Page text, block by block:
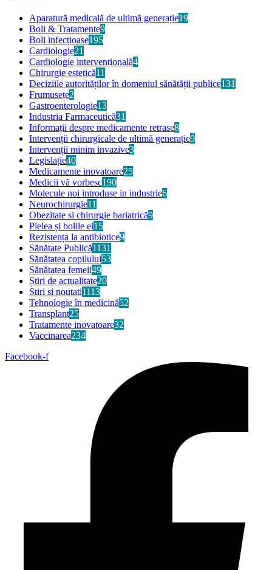
Aparatură medicală de ultimă generație19
Boli & Tratamente9
Boli infecțioase195
Cardiologie21
Cardiologie intervențională4
Chirurgie estetică11
Deciziile autorităților în domeniul sănătății publice131
Frumusețe2
Gastroenterologie13
Industria Farmaceutică31
Informații despre medicamente retrase8
Intervenții chirurgicale de ultimă generație9
Intervenții minim invazive3
Legislație40
Medicamente inovatoare25
Medicii vă vorbesc190
Molecule noi introduse in industrie6
Neurochirurgie11
Obezitate si chirurgie bariatrică9
Pielea și bolile ei15
Rezistența la antibiotice9
Sănătate Publică1131
Sănătatea copilului53
Sănătatea femeii49
Știri de actualitate20
Stiri si noutati1113
Tehnologie în medicină52
Transplant25
Tratamente inovatoare32
Vaccinarea234
Facebook-f